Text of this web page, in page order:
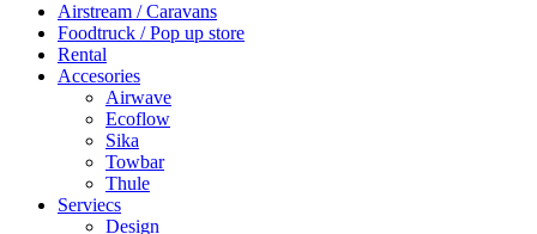
Airstream / Caravans
Foodtruck / Pop up store
Rental
Accesories
Airwave
Ecoflow
Sika
Towbar
Thule
Serviecs
Design